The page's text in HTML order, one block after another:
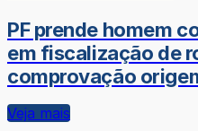
PF prende homem
em fiscalização de
comprovação
Veja mais